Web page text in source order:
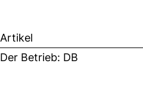
Artikel
Der Betrieb: DB